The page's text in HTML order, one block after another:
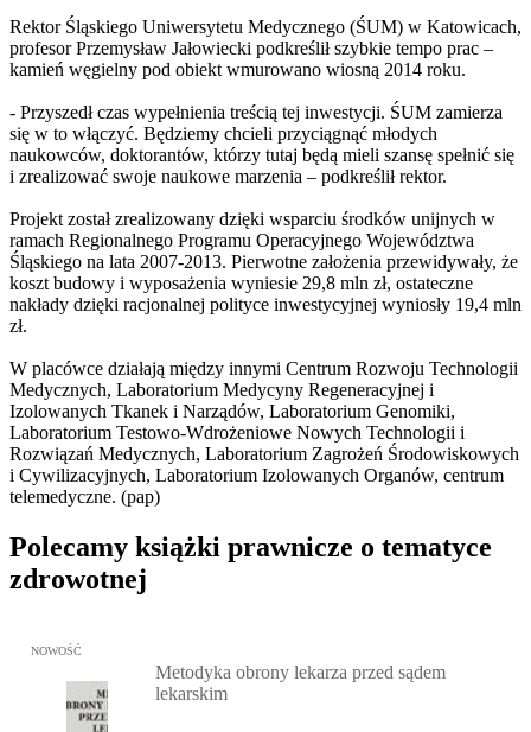
Rektor Śląskiego Uniwersytetu Medycznego (ŚUM) w Katowicach,
profesor Przemysław Jałowiecki podkreślił szybkie tempo prac –
kamień węgielny pod obiekt wmurowano wiosną 2014 roku.
- Przyszedł czas wypełnienia treścią tej inwestycji. ŚUM zamierza
się w to włączyć. Będziemy chcieli przyciągnąć młodych
naukowców, doktorantów, którzy tutaj będą mieli szansę spełnić się
i zrealizować swoje naukowe marzenia – podkreślił rektor.
Projekt został zrealizowany dzięki wsparciu środków unijnych w
ramach Regionalnego Programu Operacyjnego Województwa
Śląskiego na lata 2007-2013. Pierwotne założenia przewidywały, że
koszt budowy i wyposażenia wyniesie 29,8 mln zł, ostateczne
nakłady dzięki racjonalnej polityce inwestycyjnej wyniosły 19,4 mln
zł.
W placówce działają między innymi Centrum Rozwoju Technologii
Medycznych, Laboratorium Medycyny Regeneracyjnej i
Izolowanych Tkanek i Narządów, Laboratorium Genomiki,
Laboratorium Testowo-Wdrożeniowe Nowych Technologii i
Rozwiązań Medycznych, Laboratorium Zagrożeń Środowiskowych
i Cywilizacyjnych, Laboratorium Izolowanych Organów, centrum
telemedyczne. (pap)
Polecamy książki prawnicze o tematyce
zdrowotnej
Przejdź do: Metodyka obrony lekarza przed sądem lekarskim,
NOWOŚĆ
Metodyka obrony lekarza przed sądem
lekarskim